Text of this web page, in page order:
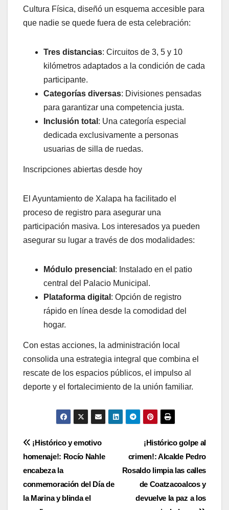
Cultura Física, diseñó un esquema accesible para
que nadie se quede fuera de esta celebración:
Tres distancias: Circuitos de 3, 5 y 10
kilómetros adaptados a la condición de cada
participante.
Categorías diversas: Divisiones pensadas
para garantizar una competencia justa.
Inclusión total : Una categoría especial
dedicada exclusivamente a personas
usuarias de silla de ruedas.
Inscripciones abiertas desde hoy
El Ayuntamiento de Xalapa ha facilitado el
proceso de registro para asegurar una
participación masiva. Los interesados ya pueden
asegurar su lugar a través de dos modalidades:
Módulo presencial : Instalado en el patio
central del Palacio Municipal.
Plataforma digital : Opción de registro
rápido en línea desde la comodidad del
hogar.
Con estas acciones, la administración local
consolida una estrategia integral que combina el
rescate de los espacios públicos, el impulso al
deporte y el fortalecimiento de la unión familiar.
Navegación
de
entradas
¡Histórico golpe al
crimen!: Alcalde Pedro
Rosaldo limpia las calles
de Coatzacoalcos y
devuelve la paz a los
¡Histórico y emotivo
homenaje!: Rocío Nahle
encabeza la
conmemoración del Día de
la Marina y blinda el